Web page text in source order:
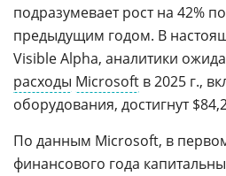
подразумевает рост на 42%
предыдущим годом. В
Visible Alpha, аналитики
расходы Microsoft в 2025 г.,
оборудования, достигнут
По данным Microsoft, в
финансового года